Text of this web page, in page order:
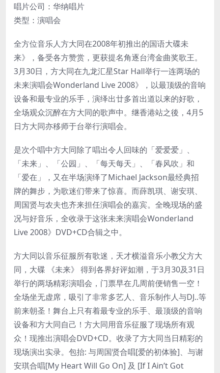
唱片公司：华纳唱片
类型：演唱会
全方位音乐人方大同在2008年初推出的国语大碟未
来》，备受各方赞赏，更获提名角逐台湾金曲奖歌王。
3月30日，方大同在九龙汇星Star Hall举行一连两场的
未来演唱会Wonderland Live 2008》，以最顶级的音响
设备和最专业的乐手，演绎出廿多首出道以来的好歌，
全场观众沉醉在方大同的歌声中。继香港站之後，4月5
日方大同亦移师于台举行演唱会。
是次个唱中方大同除了唱出令人回味的「爱爱爱」、
「未来」、「公园」、「每天每天」、「春风吹」和
「爱在」，又在半场演绎了Michael Jackson最经典招
牌的舞步，为歌迷们带来了惊喜。而薛凯琪、谢安琪、
周国贤与农夫也齐来担任演唱会的嘉宾。全晚现场的盛
况与好音乐，全收录于这张未来演唱会Wonderland
Live 2008》DVD+CD合辑之中。
方大同以音乐征服所有歌迷，天才横溢音乐小教父方大
同，大碟 《未来》 得到各界好评如潮，于3月30及31日
举行的两场精彩演唱会，门票早在几周前便销售一空！
全场坐无虚席，吸引了非常多艺人、音乐制作人与DJ..等
前来朝圣！舞台上只有着最专业的乐手、最顶级的音响
设备和方大同自己！方大同用音乐征服了现场所有观
众！现推出演唱会DVD+CD。收录了方大同当日精彩的
现场演出实录。包抬: 与周国贤合唱[爱的初体验]、与谢
安琪合唱[My Heart Will Go On] 及 [If I Ain’t Got